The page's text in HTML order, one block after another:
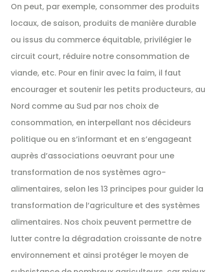
On peut, par exemple, consommer des produits
locaux, de saison, produits de manière durable
ou issus du commerce équitable, privilégier le
circuit court, réduire notre consommation de
viande, etc. Pour en finir avec la faim, il faut
encourager et soutenir les petits producteurs, au
Nord comme au Sud par nos choix de
consommation, en interpellant nos décideurs
politique ou en s’informant et en s’engageant
auprès d’associations oeuvrant pour une
transformation de nos systèmes agro-
alimentaires, selon les 13 principes pour guider la
transformation de l’agriculture et des systèmes
alimentaires. Nos choix peuvent permettre de
lutter contre la dégradation croissante de notre
environnement et ainsi protéger le moyen de